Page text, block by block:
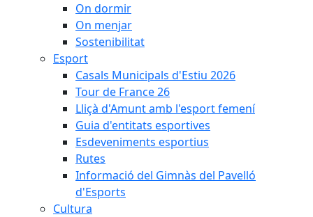
On dormir
On menjar
Sostenibilitat
Esport
Casals Municipals d'Estiu 2026
Tour de France 26
Lliçà d'Amunt amb l'esport femení
Guia d'entitats esportives
Esdeveniments esportius
Rutes
Informació del Gimnàs del Pavelló
d'Esports
Cultura